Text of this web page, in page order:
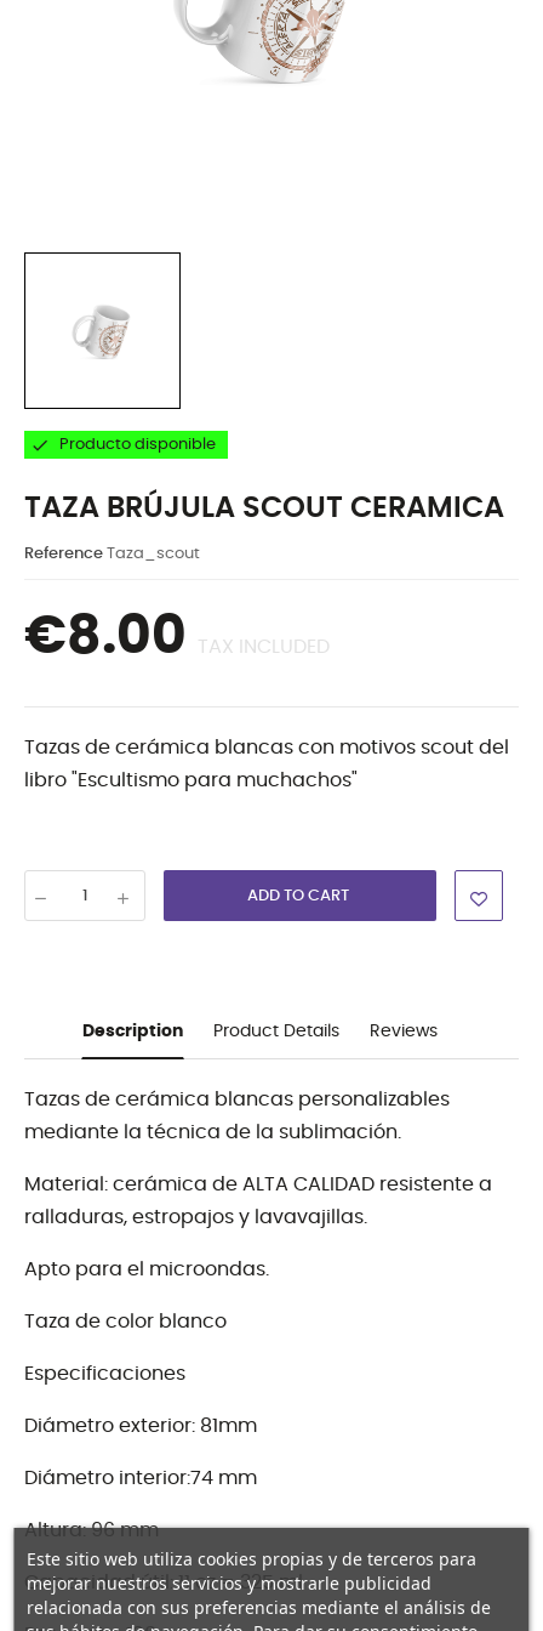
 Producto disponible
TAZA BRÚJULA SCOUT CERAMICA
Reference Taza_scout
€8.00 TAX INCLUDED
Tazas de cerámica blancas con motivos scout del
libro "Escultismo para muchachos"
ADD TO CART
Description Product Details Reviews
Tazas de cerámica blancas personalizables
mediante la técnica de la sublimación.
Material: cerámica de ALTA CALIDAD resistente a
ralladuras, estropajos y lavavajillas.
Apto para el microondas.
Taza de color blanco
Especificaciones
Diámetro exterior: 81mm
Diámetro interior:74 mm
Altura: 96 mm
Capacidad útil: 11 oz = 325 ml
Este sitio web utiliza cookies propias y de terceros para
mejorar nuestros servicios y mostrarle publicidad
relacionada con sus preferencias mediante el análisis de